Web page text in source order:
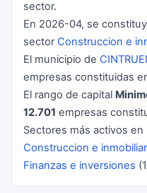
sector.
En 2026-04, se
sector Construccion e
El municipio de
empresas constituidas
El rango de capital
12.701 empresas
Sectores más activos en
Construccion e
Finanzas e inversiones